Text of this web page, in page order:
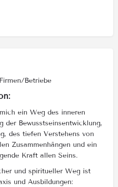
Betriebe
ein Weg des inneren
der Bewusstseinsentwicklung,
des tiefen Verstehens von
Zusammenhängen und ein
Kraft allen Seins.
und spiritueller Weg ist
und Ausbildungen: